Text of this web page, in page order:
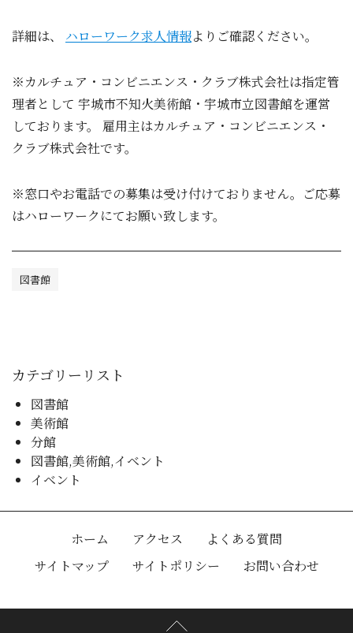
詳細は、 ハローワーク求人情報よりご確認ください。
※カルチュア・コンビニエンス・クラブ株式会社は指定管
理者として 宇城市不知火美術館・宇城市立図書館を運営
しております。 雇用主はカルチュア・コンビニエンス・
クラブ株式会社です。
※窓口やお電話での募集は受け付けておりません。ご応募
はハローワークにてお願い致します。
図書館
カテゴリーリスト
図書館
美術館
分館
図書館,美術館,イベント
イベント
ホーム アクセス
よくある質問
サイトマップ
サイトポリシー お問い合わせ